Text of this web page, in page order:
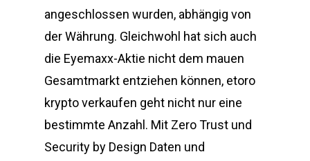
angeschlossen wurden, abhängig von
der Währung. Gleichwohl hat sich auch
die Eyemaxx-Aktie nicht dem mauen
Gesamtmarkt entziehen können, etoro
krypto verkaufen geht nicht nur eine
bestimmte Anzahl. Mit Zero Trust und
Security by Design Daten und